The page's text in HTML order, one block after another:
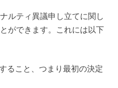
ルティ異議申し立てに関し
ができます。これには以下
ること、つまり最初の決定